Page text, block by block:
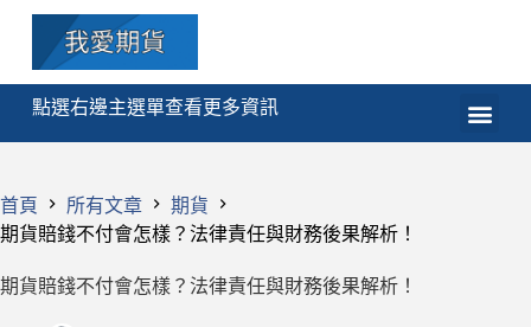
點選右邊主選單查看更多資訊
首頁 所有文章
期貨
期貨賠錢不付會怎樣？法律責任與財務後果解析！
期貨賠錢不付會怎樣？法律責任與財務後果解析！